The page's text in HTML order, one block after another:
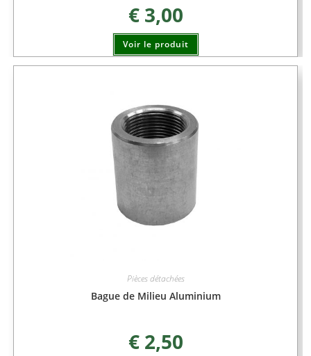
€3,00
Voir le produit
Pièces détachées
Bague de Milieu Aluminium
€2,50